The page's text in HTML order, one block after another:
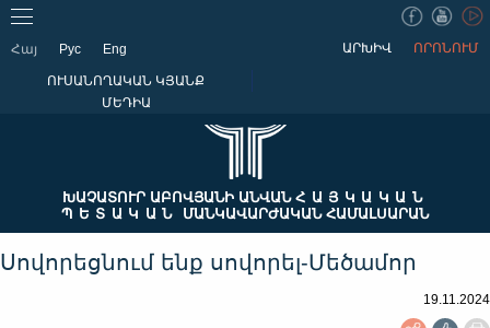
Հայ Рус Eng ՈՐՈՆՈՒՄ
ԱՐԽԻՎ
ՈՒՍԱՆՈՂԱԿԱՆ ԿՅԱՆՔ
ՄԵԴԻԱ
ԽԱՉԱՏՈՒՐ ԱԲՈՎՅԱՆԻ ԱՆՎԱՆ ՀԱՅԿԱԿԱՆ
ՊԵՏԱԿԱՆ
ՄԱՆԿԱՎԱՐԺԱԿԱՆ ՀԱՄԱԼՍԱՐԱՆ
Սովորեցնում ենք սովորել-Մեծամոր
19.11.2024